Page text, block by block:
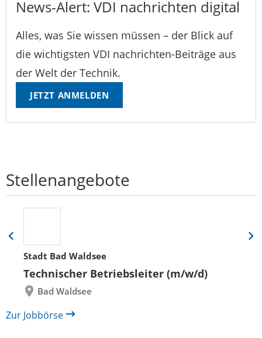
News-Alert: VDI nachrichten digital
Alles, was Sie wissen müssen – der Blick auf
die wichtigsten VDI nachrichten-Beiträge aus
der Welt der Technik.
JETZT ANMELDEN
Stellenangebote
Stadt Bad Waldsee
Technischer Betriebsleiter (m/w/d)
Bad Waldsee
Folie
zurück
Eine
Zur Jobbörse